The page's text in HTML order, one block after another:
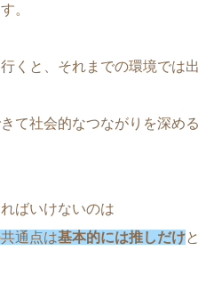
。
くと、それまでの環境では出
て社会的なつながりを深める
ばいけないのは
通点は基本的には推しだけと